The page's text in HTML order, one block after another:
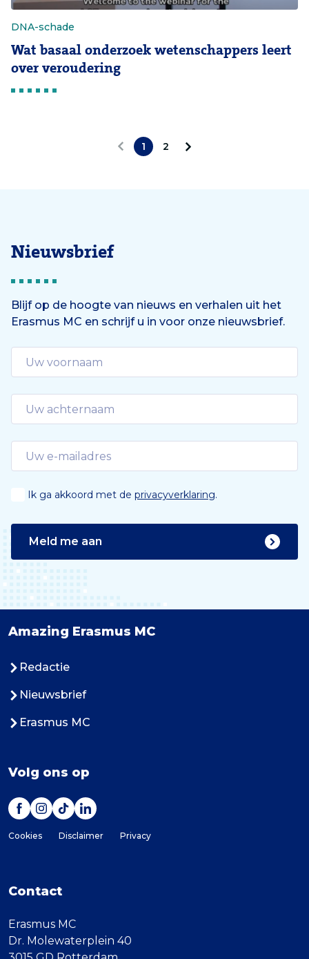
DNA-schade
Wat basaal onderzoek wetenschappers leert
over veroudering
1
2
d
Nieuwsbrief
Blijf op de hoogte van nieuws en verhalen uit het
Erasmus MC en schrijf u in voor onze nieuwsbrief.
Ik ga akkoord met de privacyverklaring.
Meld me aan
Amazing Erasmus MC
Redactie
Nieuwsbrief
Erasmus MC
Volg ons op
Cookies Disclaimer Privacy
Contact
Erasmus MC
Dr. Molewaterplein 40